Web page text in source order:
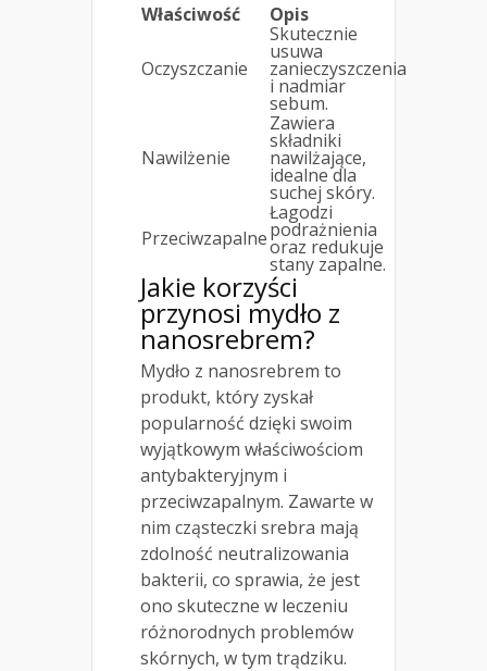
Właściwość
Opis
Oczyszczanie
Skutecznie
usuwa
zanieczyszczenia
i nadmiar
sebum.
Nawilżenie
Zawiera
składniki
nawilżające,
idealne dla
suchej skóry.
Przeciwzapalne
Łagodzi
podrażnienia
oraz redukuje
stany zapalne.
Jakie korzyści
przynosi mydło z
nanosrebrem?
Mydło z nanosrebrem to
produkt, który zyskał
popularność dzięki swoim
wyjątkowym właściwościom
antybakteryjnym i
przeciwzapalnym. Zawarte w
nim cząsteczki srebra mają
zdolność neutralizowania
bakterii, co sprawia, że jest
ono skuteczne w leczeniu
różnorodnych problemów
skórnych, w tym trądziku.